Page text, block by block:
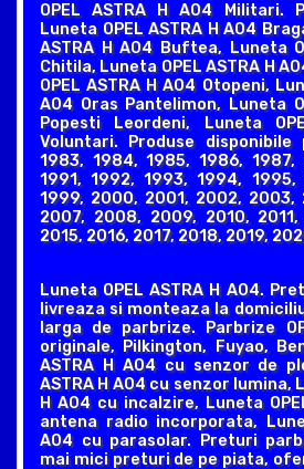
OPEL ASTRA H A04 Militari.
Luneta OPEL ASTRA H A04
ASTRA H A04 Buftea, Luneta
Chitila, Luneta OPEL ASTRA H
OPEL ASTRA H A04 Otopeni,
A04 Oras Pantelimon, Luneta
Popesti Leordeni, Luneta
Voluntari. Produse
1983, 1984, 1985, 1986,
1991, 1992, 1993, 1994,
1999, 2000, 2001, 2002,
2007, 2008, 2009, 2010,
2015, 2016, 2017, 2018, 2019,
Luneta OPEL ASTRA H A04.
livreaza si monteaza la
larga de parbrize. Parbrize
originale, Pilkington, Fuyao,
ASTRA H A04 cu senzor de
ASTRA H A04 cu senzor lumina,
H A04 cu incalzire, Luneta
antena radio incorporata,
A04 cu parasolar. Preturi
mai mici preturi de pe piata,